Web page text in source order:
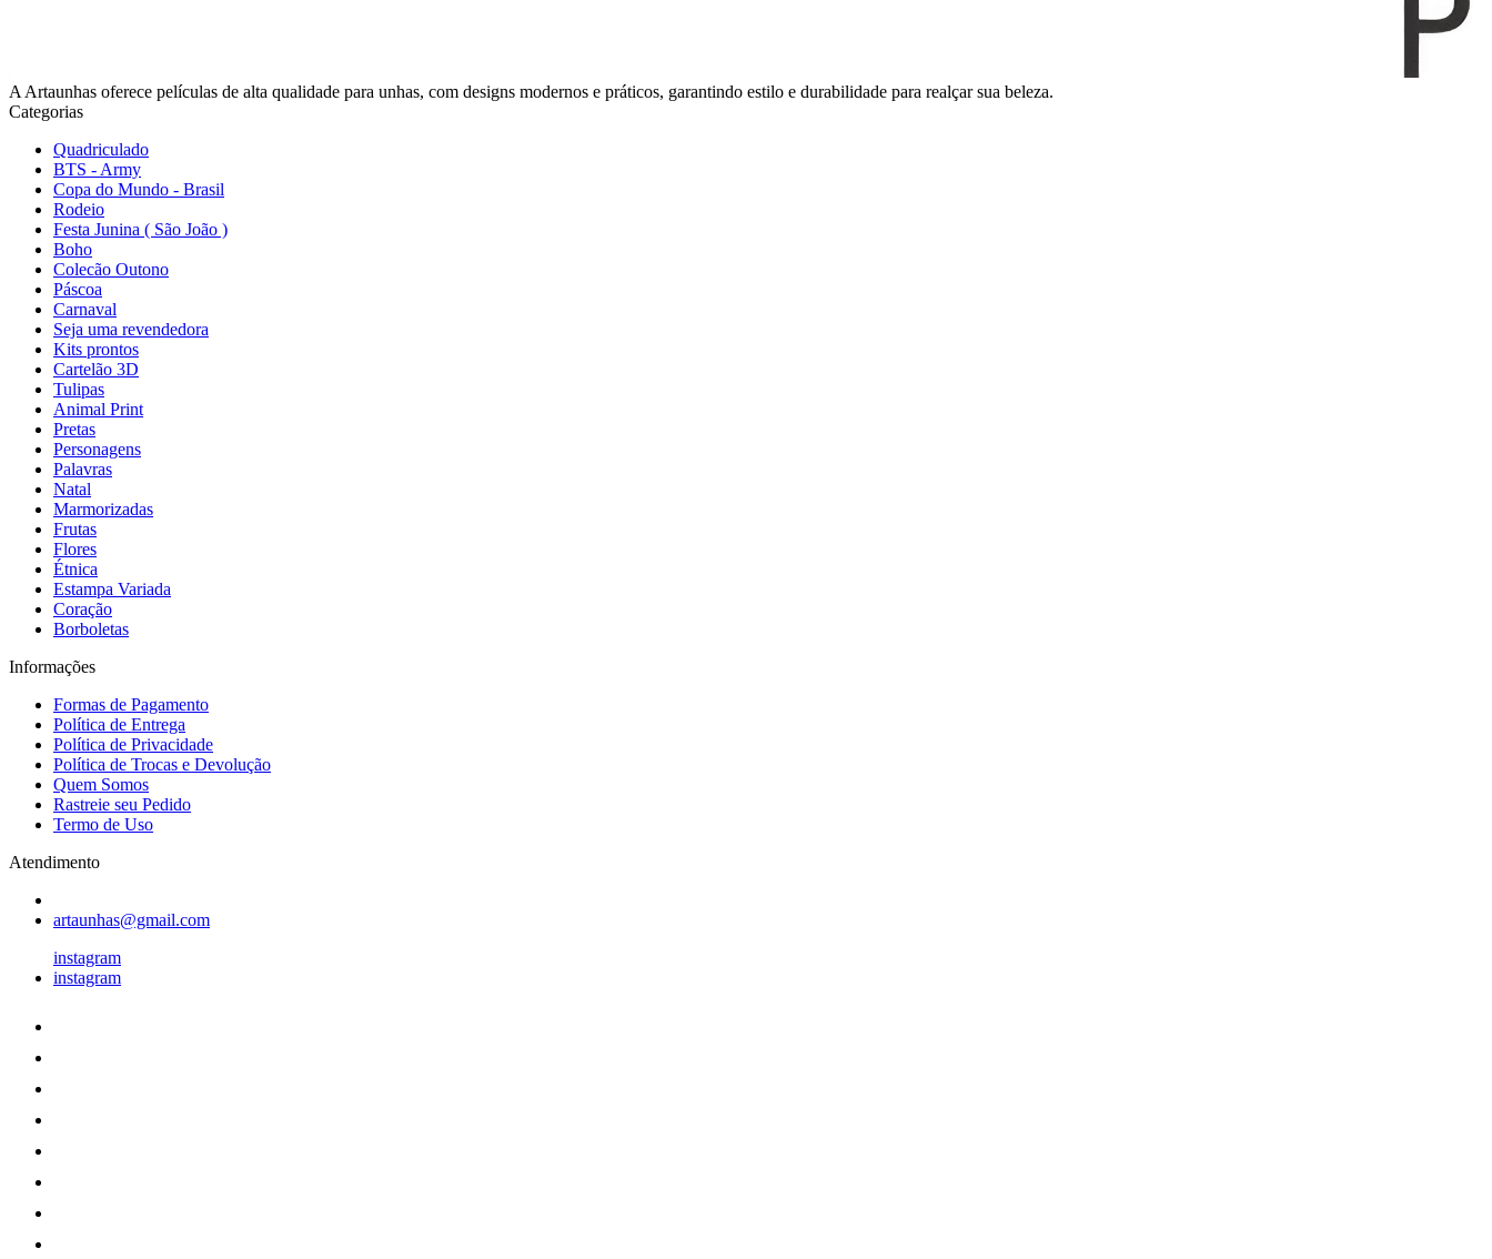
A Artaunhas oferece películas de alta qualidade para unhas, com designs modernos e práticos, garantindo estilo e durabilidade para realçar sua beleza.
Categorias
Quadriculado
BTS - Army
Copa do Mundo - Brasil
Rodeio
Festa Junina ( São João )
Boho
Colecão Outono
Páscoa
Carnaval
Seja uma revendedora
Kits prontos
Cartelão 3D
Tulipas
Animal Print
Pretas
Personagens
Palavras
Natal
Marmorizadas
Frutas
Flores
Étnica
Estampa Variada
Coração
Borboletas
Informações
Formas de Pagamento
Política de Entrega
Política de Privacidade
Política de Trocas e Devolução
Quem Somos
Rastreie seu Pedido
Termo de Uso
Atendimento
artaunhas@gmail.com
instagram
instagram